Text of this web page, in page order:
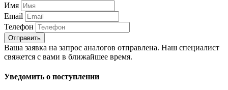
Имя
Email
Телефон
Отправить
Ваша заявка на запрос аналогов отправлена. Наш специалист
свяжется с вами в ближайшее время.
Уведомить о поступлении